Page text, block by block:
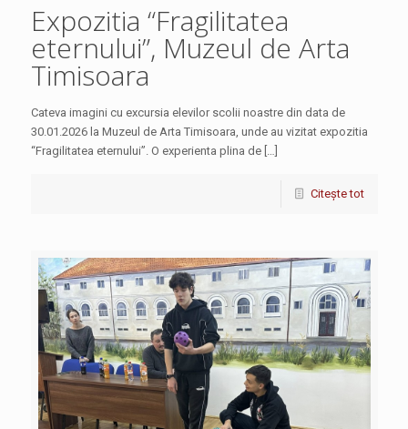
Expozitia “Fragilitatea
eternului”, Muzeul de Arta
Timisoara
Cateva imagini cu excursia elevilor scolii noastre din data de
30.01.2026 la Muzeul de Arta Timisoara, unde au vizitat expozitia
“Fragilitatea eternului”. O experienta plina de […]
Citește tot